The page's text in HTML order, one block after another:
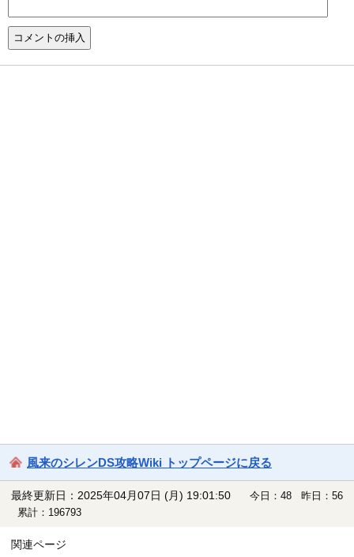
風来のシレンDS攻略Wiki トップページに戻る
最終更新日：2025年04月07日 (月) 19:01:50
今日：48 昨日：56
累計：196793
関連ページ